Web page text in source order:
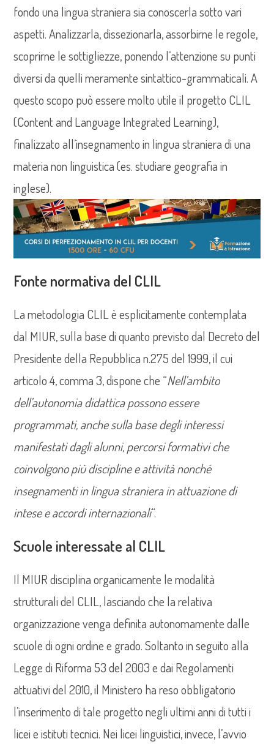
fondo una lingua straniera sia conoscerla sotto vari
aspetti. Analizzarla, dissezionarla, assorbirne le regole,
scoprirne le sottigliezze, ponendo l’attenzione su punti
diversi da quelli meramente sintattico-grammaticali. A
questo scopo può essere molto utile il progetto CLIL
(Content and Language Integrated Learning),
finalizzato all’insegnamento in lingua straniera di una
materia non linguistica (es. studiare geografia in
inglese).
Fonte normativa del CLIL
La metodologia CLIL è esplicitamente contemplata
dal MIUR, sulla base di quanto previsto dal Decreto del
Presidente della Repubblica n.275 del 1999, il cui
articolo 4, comma 3, dispone che “Nell’ambito
dell’autonomia didattica possono essere
programmati, anche sulla base degli interessi
manifestati dagli alunni, percorsi formativi che
coinvolgono più discipline e attività nonché
insegnamenti in lingua straniera in attuazione di
intese e accordi internazionali“.
Scuole interessate al CLIL
Il MIUR disciplina organicamente le modalità
strutturali del CLIL, lasciando che la relativa
organizzazione venga definita autonomamente dalle
scuole di ogni ordine e grado. Soltanto in seguito alla
Legge di Riforma 53 del 2003 e dai Regolamenti
attuativi del 2010, il Ministero ha reso obbligatorio
l’inserimento di tale progetto negli ultimi anni di tutti i
licei e istituti tecnici. Nei licei linguistici, invece, l’avvio